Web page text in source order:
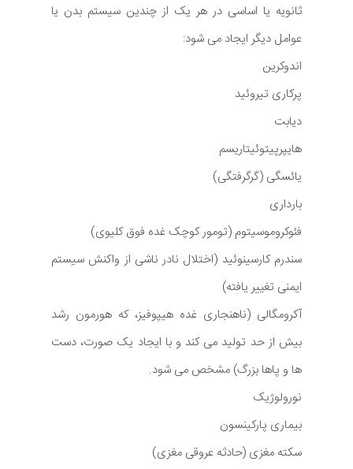
ثانویه یا اساسی در هر یک از چندین سیستم بدن یا
عوامل دیگر ایجاد می شود:
اندوکرین
پرکاری تیروئید
دیابت
هایپرپیتوئیتاریسم
یائسگی (گرگرفتگی)
بارداری
فئوکروموسیتوم (تومور کوچک غده فوق کلیوی)
سندرم کارسینوئید (اختلال نادر ناشی از واکنش سیستم
ایمنی تغییر یافته)
آکرومگالی (ناهنجاری غده هیپوفیز، که هورمون رشد
بیش از حد تولید می کند و با ایجاد یک صورت، دست
ها و پاها بزرگ) مشخص می شود.
نورولوژیک
بیماری پارکینسون
سکته مغزی (حادثه عروقی مغزی)